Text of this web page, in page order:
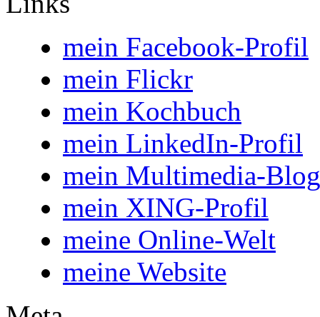
mein Facebook-Profil
mein Flickr
mein Kochbuch
mein LinkedIn-Profil
mein Multimedia-Blog
mein XING-Profil
meine Online-Welt
meine Website